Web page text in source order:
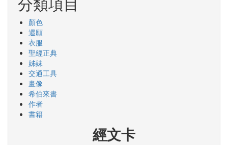
顏色
還願
衣服
聖經正典
姊妹
交通工具
畫像
希伯來書
作者
書籍
經文卡